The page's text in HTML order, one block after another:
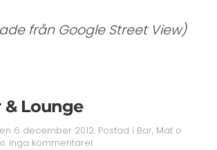
från Google Street View)
& Lounge
6 december 2012. Postad i Bar, Mat o
. Inga kommentarertill